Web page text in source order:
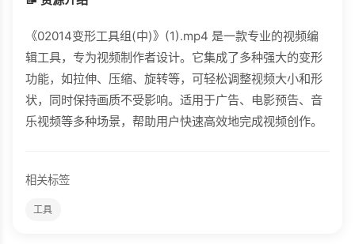
《02014变形工具组(中)》(1).mp4 是一款专业的视频编
辑工具，专为视频制作者设计。它集成了多种强大的变形
功能，如拉伸、压缩、旋转等，可轻松调整视频大小和形
状，同时保持画质不受影响。适用于广告、电影预告、音
乐视频等多种场景，帮助用户快速高效地完成视频创作。
相关标签
工具